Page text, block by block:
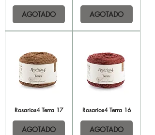
AGOTADO AGOTADO
Rosarios4 Terra 17
AGOTADO
Rosarios4 Terra 16
AGOTADO